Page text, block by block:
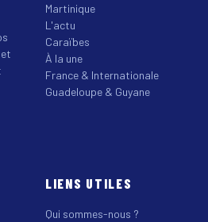
Martinique
L'actu
Caraïbes
À la une
France & Internationale
Guadeloupe & Guyane
LIENS UTILES
Qui sommes-nous ?